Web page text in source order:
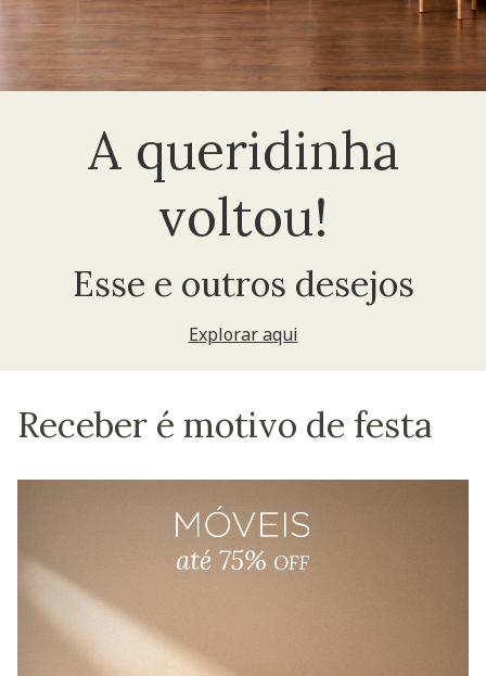
A queridinha
voltou!
Esse e outros desejos
Explorar aqui
Receber é motivo de festa